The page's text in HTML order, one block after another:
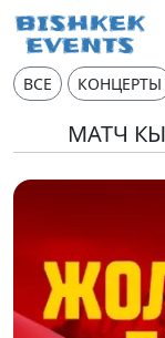
ВСЕ КОНЦЕРТЫ
МАТЧ